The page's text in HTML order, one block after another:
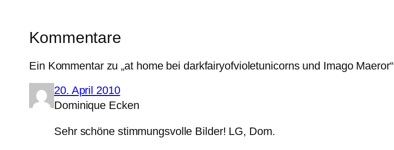
Kommentare
Ein Kommentar zu „at home bei darkfairyofvioletunicorns und Imago Maeror“
20. April 2010
Dominique Ecken
Sehr schöne stimmungsvolle Bilder! LG, Dom.